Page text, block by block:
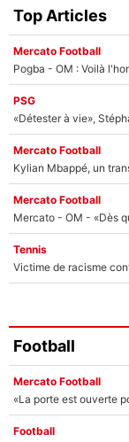
Top Articles
Mercato Football
Pogba - OM : Voilà
PSG
«Détester à vie»,
Mercato Football
Kylian Mbappé, un
Mercato Football
Tennis
Football
Mercato Football
Football